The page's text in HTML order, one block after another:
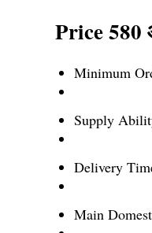
Price
Minimum
Supply
Delivery
Main